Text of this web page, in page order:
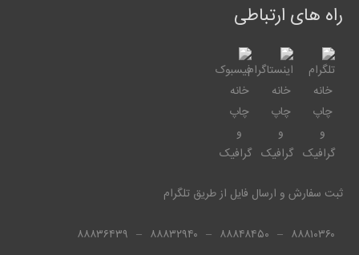
راه های ارتباطی
ثبت سفارش و ارسال فایل از طریق تلگرام
۸۸۸۱۰۳۶۰ – ۸۸۸۴۸۴۵۰ – ۸۸۸۳۲۹۴۰ – ۸۸۸۳۶۴۳۹